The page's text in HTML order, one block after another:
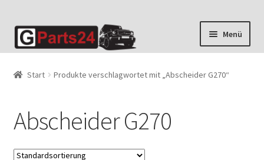
Zur
Navigation
Zum
Inhalt
Menü
Start Produkte verschlagwortet mit „Abscheider G270“
Abscheider G270